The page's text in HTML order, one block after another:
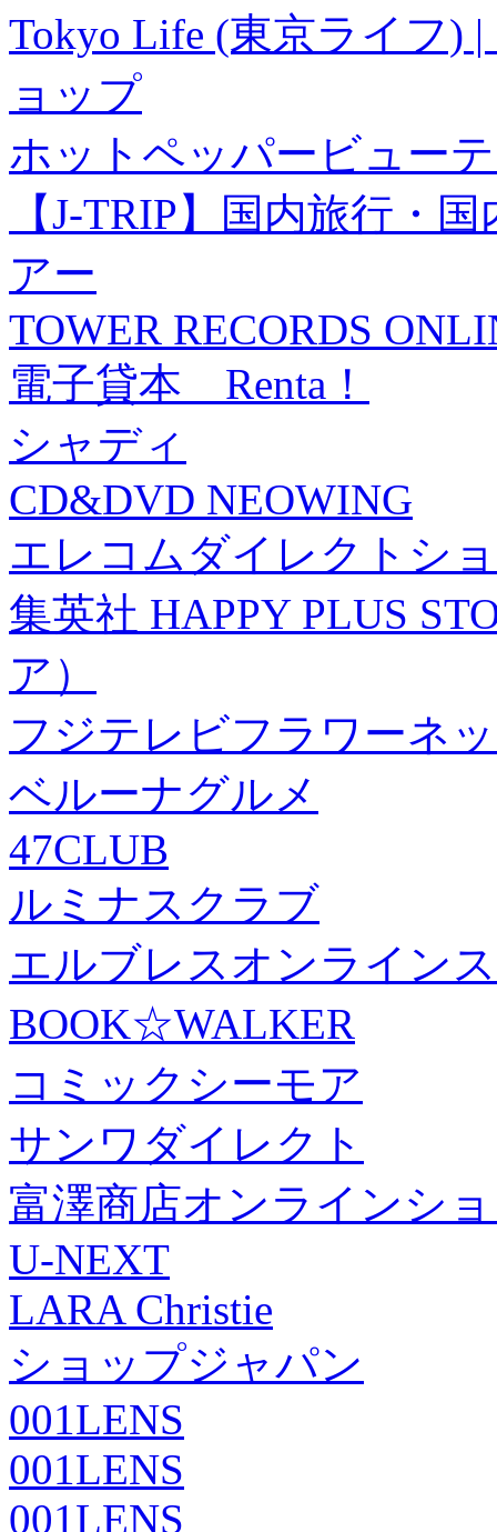
Tokyo Life (東京ライフ)
ョップ
ホットペッパービュー
【J-TRIP】国内旅行・
アー
TOWER RECORDS
電子貸本 Renta！
シャディ
CD&DVD NEOWING
エレコムダイレクトシ
集英社 HAPPY PLUS
ア）
フジテレビフラワーネ
ベルーナグルメ
47CLUB
ルミナスクラブ
エルブレスオンライン
BOOK☆WALKER
コミックシーモア
サンワダイレクト
富澤商店オンラインシ
U-NEXT
LARA Christie
ショップジャパン
001LENS
001LENS
001LENS